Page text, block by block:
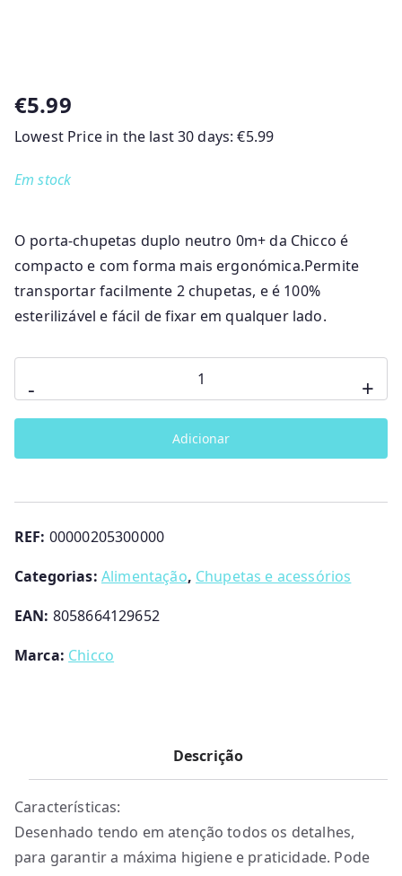
€5.99
Lowest Price in the last 30 days:€5.99
O porta-chupetas duplo neutro 0m+ da Chicco é
compacto e com forma mais ergonómica.Permite
transportar facilmente 2 chupetas, e é 100%
esterilizável e fácil de fixar em qualquer lado.
Em stock
-
de
Porta
+
Adicionar
REF: 00000205300000
Categorias: Alimentação, Chupetas e acessórios
EAN: 8058664129652
Marca: Chicco
Descrição
Características:
Desenhado tendo em atenção todos os detalhes,
para garantir a máxima higiene e praticidade. Pode